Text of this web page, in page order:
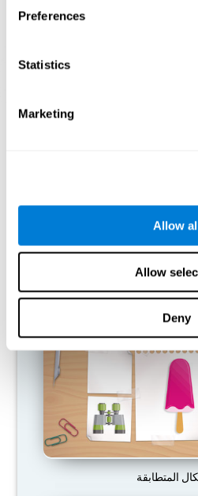
Preferences
Statistics
Marketing
Allow
Allow
Deny
العصبية بعد 3 أسابيع.
فيحذف الاتصالات غير المستخدمة.
إنّ يجعلنا أقل مهارة لاستخدام
في الأشطة اليومية.
المتطابقة